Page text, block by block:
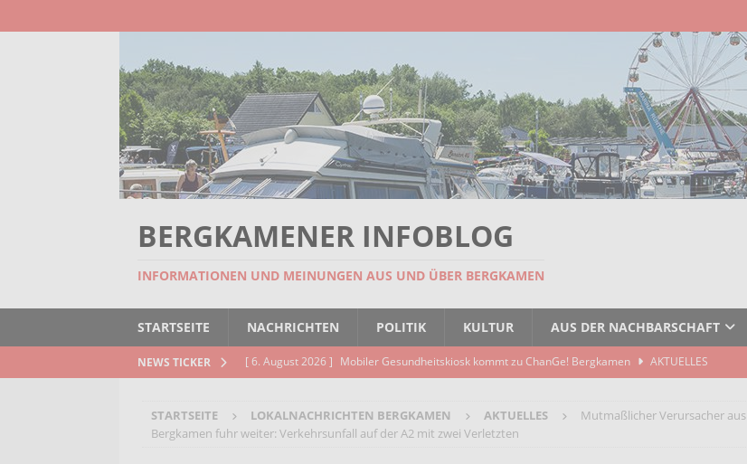
BERGKAMENER INFOBLOG
INFORMATIONEN UND MEINUNGEN AUS UND ÜBER BERGKAMEN
STARTSEITE NACHRICHTEN POLITIK KULTUR AUS DER NACHBARSCHAFT
NEWS TICKER [ 6. August 2026 ] Mobiler Gesundheitskiosk kommt zu ChanGe! Bergkamen
AKTUELLES
[ 6. August 2026 ] Wenn Worte Funken schlagen: Jochen Malmsheimer eröffnet die Kabarettsaison
STARTSEITE LOKALNACHRICHTEN BERGKAMEN AKTUELLES
Mutmaßlicher Verursacher aus
Bergkamen fuhr weiter: Verkehrsunfall auf der A2 mit zwei Verletzten